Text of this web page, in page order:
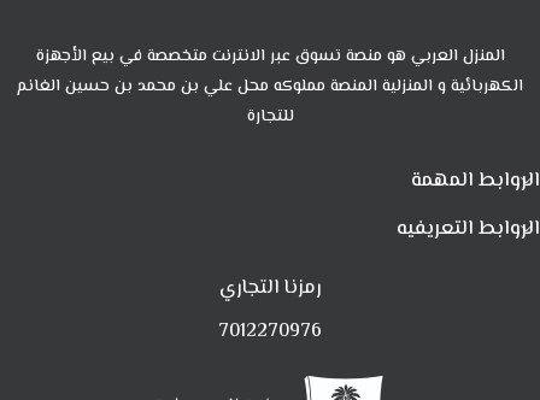
المنزل العربي هو منصة تسوق عبر الانترنت متخصصة في بيع الأجهزة
الكهربائية و المنزلية المنصة مملوكه محل علي بن محمد بن حسين الغانم
للتجارة
الروابط المهمة
الروابط التعريفيه
رمزنا التجاري
7012270976